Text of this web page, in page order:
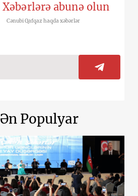
Xəbərlərə abunə olun
Cənubi Qafqaz haqda xəbərlər
Ən Populyar